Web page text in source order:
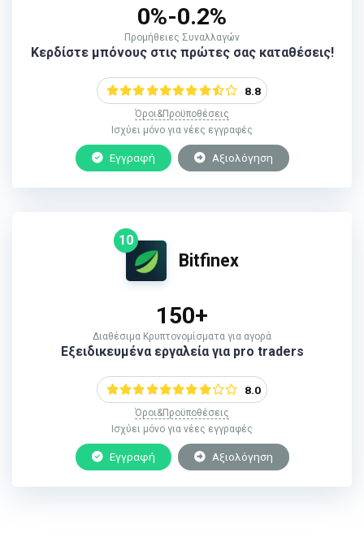
0%-0.2%
Προμήθειες Συναλλαγών
Κερδίστε μπόνους στις πρώτες σας καταθέσεις!
8.8
Όροι&Προϋποθέσεις
Ισχύει μόνο για νέες εγγραφές
Εγγραφή Αξιολόγηση
10
Bitfinex
150+
Διαθέσιμα Κρυπτονομίσματα για αγορά
Εξειδικευμένα εργαλεία για pro traders
8.0
Όροι&Προϋποθέσεις
Ισχύει μόνο για νέες εγγραφές
Εγγραφή Αξιολόγηση